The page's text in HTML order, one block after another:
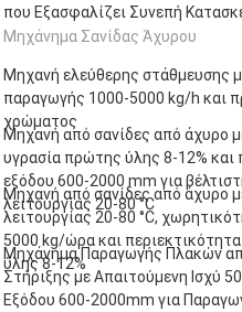
που Εξασφαλίζει Συνεπή
Μηχάνημα Σανίδας Άχυρου
Μηχανή ελεύθερης στάθμευσης
παραγωγής 1000-5000 kg/h και
χρώματος
Μηχανή από σανίδες από άχυρο
υγρασία πρώτης ύλης 8-12% και
εξόδου 600-2000 mm για
λειτουργίας 20-80 °C
Μηχανή από σανίδες από άχυρο
λειτουργίας 20-80 °C,
5000 kg/ώρα και
ύλης 8-12%
Μηχάνημα Παραγωγής Πλακών
Στήριξης με Απαιτούμενη Ισχύ
Εξόδου 600-2000mm για